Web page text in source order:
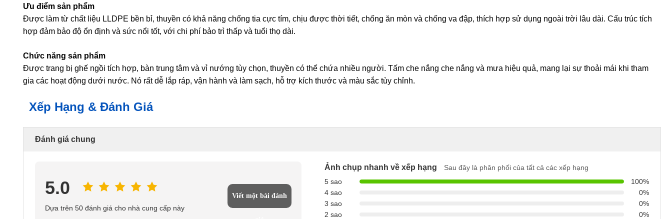
Ưu điểm sản phẩm
Được làm từ chất liệu LLDPE bền bỉ, thuyền có khả năng chống tia cực tím, chịu được thời tiết, chống ăn mòn và chống va đập, thích hợp sử dụng ngoài trời lâu dài. Cấu trúc tích
hợp đảm bảo độ ổn định và sức nổi tốt, với chi phí bảo trì thấp và tuổi thọ dài.
Chức năng sản phẩm
Được trang bị ghế ngồi tích hợp, bàn trung tâm và vỉ nướng tùy chọn, thuyền có thể chứa nhiều người. Tấm che nắng che nắng và mưa hiệu quả, mang lại sự thoải mái khi tham
gia các hoạt động dưới nước. Nó rất dễ lắp ráp, vận hành và làm sạch, hỗ trợ kích thước và màu sắc tùy chỉnh.
Xếp Hạng & Đánh Giá
Đánh giá chung
5.0
Dựa trên 50 đánh giá cho nhà cung cấp này
Viết một bài đánh
Ảnh chụp nhanh về xếp hạng
Sau đây là phân phối của tất cả các xếp hạng
5 sao
100%
4 sao
0%
3 sao
0%
2 sao
0%